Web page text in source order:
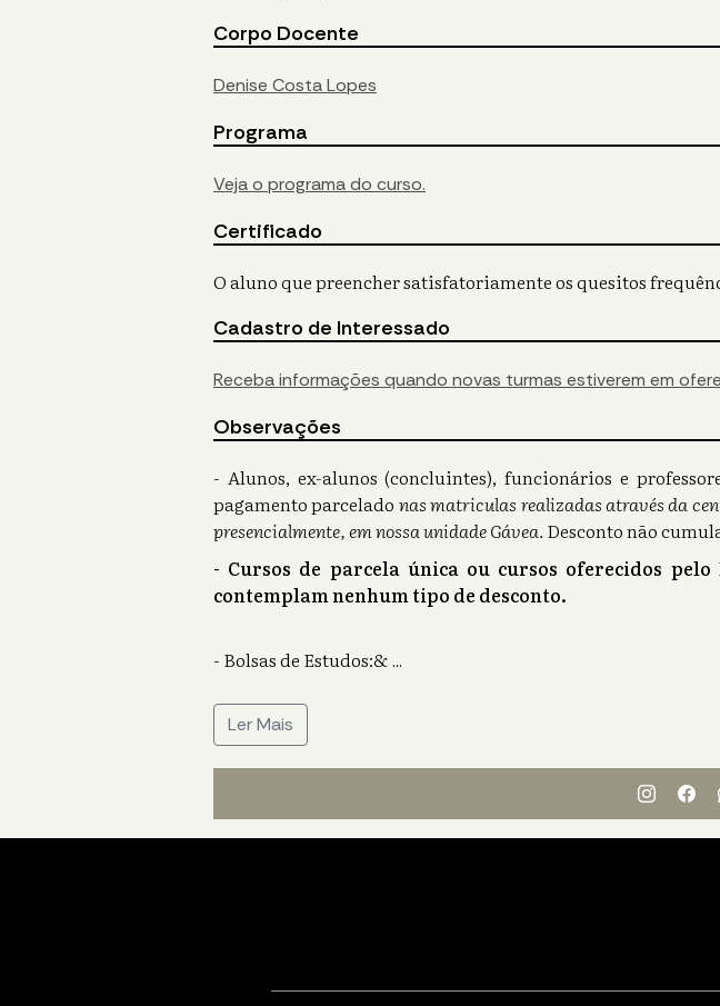
Corpo Docente
Denise Costa Lopes
Programa
Veja o programa do curso.
Certificado
O aluno que preencher satisfatoriamente os quesitos
Cadastro de Interessado
Receba informações quando novas turmas estiverem em
Observações
- Alunos, ex-alunos (concluintes), funcionários e
pagamento parcelado nas matriculas realizadas através da
presencialmente, em nossa unidade Gávea.Desconto não
- Cursos de parcela única ou cursos oferecidos
contemplam nenhum tipo de desconto.
- Bolsas de Estudos:&...
Ler Mais